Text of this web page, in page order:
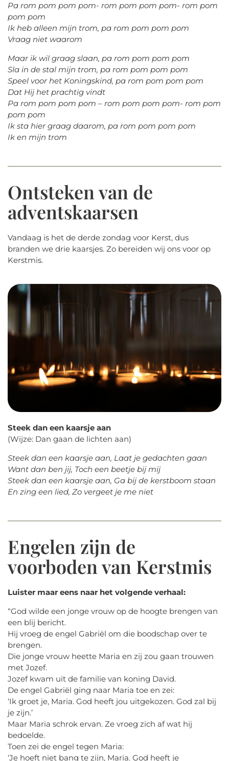
Pa rom pom pom pom- rom pom pom pom- rom pom
pom pom
Ik heb alleen mijn trom, pa rom pom pom pom
Vraag niet waarom
Maar ik wil graag slaan, pa rom pom pom pom
Sla in de stal mijn trom, pa rom pom pom pom
Speel voor het Koningskind, pa rom pom pom pom
Dat Hij het prachtig vindt
Pa rom pom pom pom – rom pom pom pom- rom pom
pom pom
Ik sta hier graag daarom, pa rom pom pom pom
Ik en mijn trom
Ontsteken van de
adventskaarsen
Vandaag is het de derde zondag voor Kerst, dus
branden we drie kaarsjes. Zo bereiden wij ons voor op
Kerstmis.
Steek dan een kaarsje aan
(Wijze: Dan gaan de lichten aan)
Steek dan een kaarsje aan, Laat je gedachten gaan
Want dan ben jij, Toch een beetje bij mij
Steek dan een kaarsje aan, Ga bij de kerstboom staan
En zing een lied, Zo vergeet je me niet
Engelen zijn de
voorboden van Kerstmis
Luister maar eens naar het volgende verhaal:
“God wilde een jonge vrouw op de hoogte brengen van
een blij bericht.
Hij vroeg de engel Gabriël om die boodschap over te
brengen.
Die jonge vrouw heette Maria en zij zou gaan trouwen
met Jozef.
Jozef kwam uit de familie van koning David.
De engel Gabriël ging naar Maria toe en zei:
‘Ik groet je, Maria. God heeft jou uitgekozen. God zal bij
je zijn.’
Maar Maria schrok ervan. Ze vroeg zich af wat hij
bedoelde.
Toen zei de engel tegen Maria:
‘Je hoeft niet bang te zijn, Maria. God heeft je